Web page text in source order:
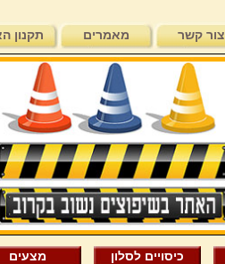
צור קשר מאמרים תקנון
כיסויים לסלון מצעים